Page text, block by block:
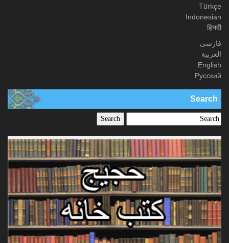
Türkçe
Indonesian
हिनदी
فارسی
العربیة
English
Русский
Search